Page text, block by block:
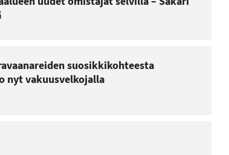
suosikkikohteesta
nyt vakuusvelkojalla